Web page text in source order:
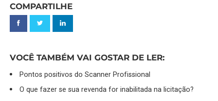
COMPARTILHE
VOCÊ TAMBÉM VAI GOSTAR DE LER:
Pontos positivos do Scanner Profissional
O que fazer se sua revenda for inabilitada na licitação?